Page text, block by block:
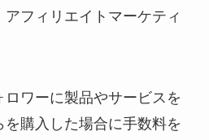
フィリエイトマーケティ
ワーに製品やサービスを
購入した場合に手数料を